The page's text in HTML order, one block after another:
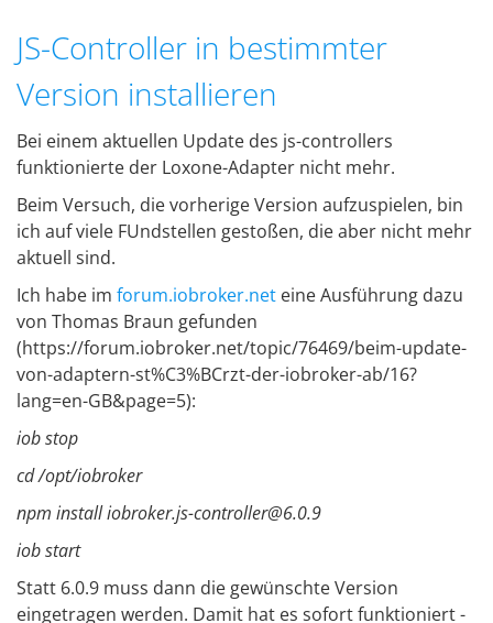
JS-Controller in bestimmter
Version installieren
Bei einem aktuellen Update des js-controllers
funktionierte der Loxone-Adapter nicht mehr.
Beim Versuch, die vorherige Version aufzuspielen, bin
ich auf viele FUndstellen gestoßen, die aber nicht mehr
aktuell sind.
Ich habe im forum.iobroker.net eine Ausführung dazu
von Thomas Braun gefunden
(https://forum.iobroker.net/topic/76469/beim-update-
von-adaptern-st%C3%BCrzt-der-iobroker-ab/16?
lang=en-GB&page=5):
iob stop
cd /opt/iobroker
npm install iobroker.js-controller@6.0.9
iob start
Statt 6.0.9 muss dann die gewünschte Version
eingetragen werden. Damit hat es sofort funktioniert -